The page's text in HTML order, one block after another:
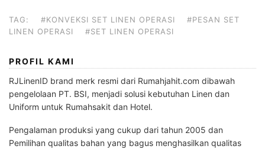
TAG: #KONVEKSI SET LINEN OPERASI
#PESAN SET
LINEN OPERASI
#SET LINEN OPERASI
PROFIL KAMI
RJLinenID brand merk resmi dari Rumahjahit.com dibawah
pengelolaan PT. BSI, menjadi solusi kebutuhan Linen dan
Uniform untuk Rumahsakit dan Hotel.
Pengalaman produksi yang cukup dari tahun 2005 dan
Pemilihan qualitas bahan yang bagus menghasilkan qualitas